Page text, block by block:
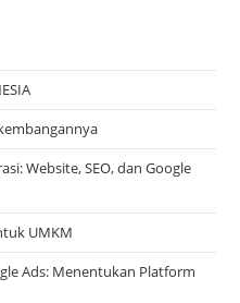
Website, SEO, dan Google
UMKM
Ads: Menentukan Platform